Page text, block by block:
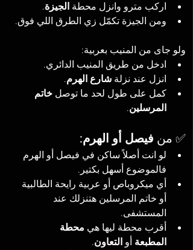
اركب مترو وانزل محطة الجيزة.
ومن الجيزة تكمّل زي الطرق اللي فوق.
ولو جاى من المنيب بعربية:
ادخل من طريق المنيب الدائري.
انزل عند نزلة شارع الهرم.
كمل على طول لحد ما توصل خاتم
المرسلين.
✅ من فيصل أو الهرم:
لو انت أصلاً ساكن في فيصل أو الهرم
فالموضوع أسهل بكتير.
أي ميكروباص أو عربية رايحة الطالبية
أو خاتم المرسلين هتنزلك عند
المستشفى.
أقرب محطة ليها هي محطة
المطبعة أو التعاون.